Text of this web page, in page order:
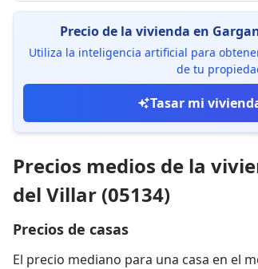
Precio de la vivienda en
Utiliza la inteligencia artificial para
de tu
Tasar mi
Precios medios de la
del Villar (05134)
Precios de casas
El precio mediano para una casa en el